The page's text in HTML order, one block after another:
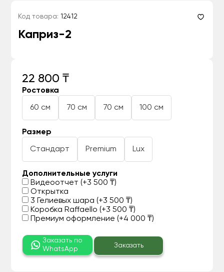
Код товара: 12412
Каприз-2
22 800 ₸
Ростовка
60 см 70 см 70 см 100 см
Размер
Стандарт Premium Lux
Дополнительные услуги
Видеоотчет (+3 500 ₸)
Открытка
3 Гелиевых шара (+3 500 ₸)
Коробка Raffaello (+3 500 ₸)
Премиум оформление (+4 000 ₸)
Заказать по
WhatsApp
Заказать